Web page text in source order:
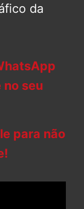
da
seu
para não